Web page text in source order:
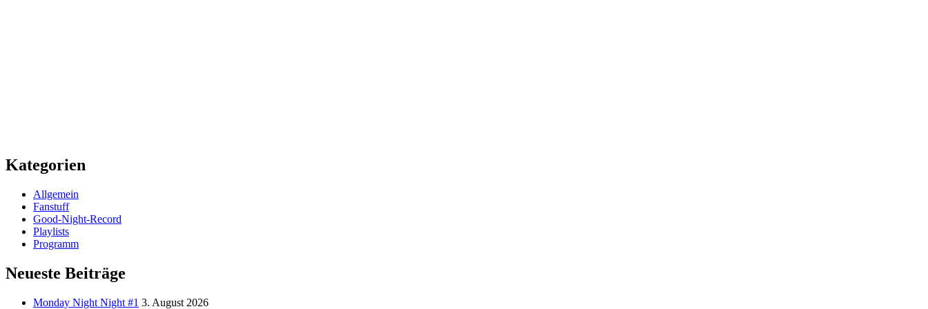
Kategorien
Allgemein
Fanstuff
Good-Night-Record
Playlists
Programm
Neueste Beiträge
Monday Night Night #1 3. August 2026